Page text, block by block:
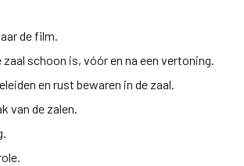
de film.
zaal schoon is, vóór en na een vertoning.
en rust bewaren in de zaal.
van de zalen.